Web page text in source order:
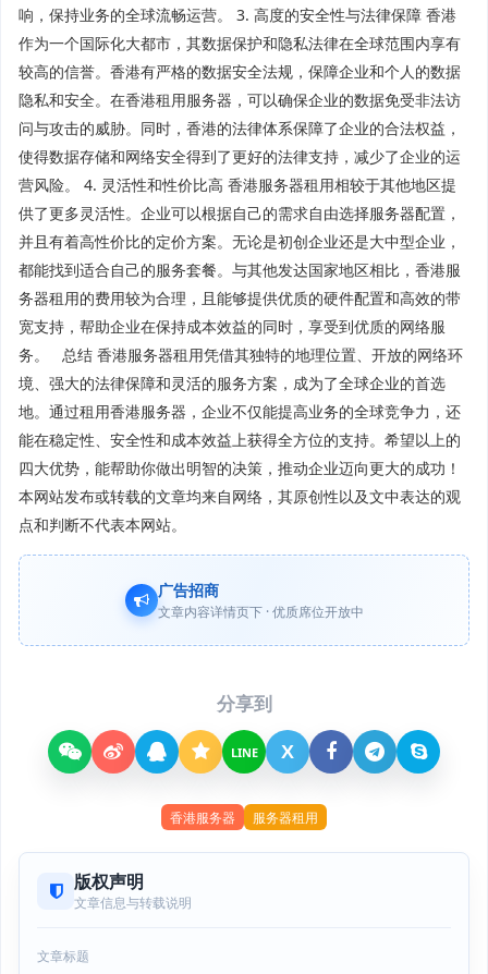
响，保持业务的全球流畅运营。 3. 高度的安全性与法律保障 香港
作为一个国际化大都市，其数据保护和隐私法律在全球范围内享有
较高的信誉。香港有严格的数据安全法规，保障企业和个人的数据
隐私和安全。在香港租用服务器，可以确保企业的数据免受非法访
问与攻击的威胁。同时，香港的法律体系保障了企业的合法权益，
使得数据存储和网络安全得到了更好的法律支持，减少了企业的运
营风险。 4. 灵活性和性价比高 香港服务器租用相较于其他地区提
供了更多灵活性。企业可以根据自己的需求自由选择服务器配置，
并且有着高性价比的定价方案。无论是初创企业还是大中型企业，
都能找到适合自己的服务套餐。与其他发达国家地区相比，香港服
务器租用的费用较为合理，且能够提供优质的硬件配置和高效的带
宽支持，帮助企业在保持成本效益的同时，享受到优质的网络服
务。 总结 香港服务器租用凭借其独特的地理位置、开放的网络环
境、强大的法律保障和灵活的服务方案，成为了全球企业的首选
地。通过租用香港服务器，企业不仅能提高业务的全球竞争力，还
能在稳定性、安全性和成本效益上获得全方位的支持。希望以上的
四大优势，能帮助你做出明智的决策，推动企业迈向更大的成功！
本网站发布或转载的文章均来自网络，其原创性以及文中表达的观
点和判断不代表本网站。
广告招商
文章内容详情页下 · 优质席位开放中
分享到
LINE X
香港服务器 服务器租用
版权声明
文章信息与转载说明
文章标题